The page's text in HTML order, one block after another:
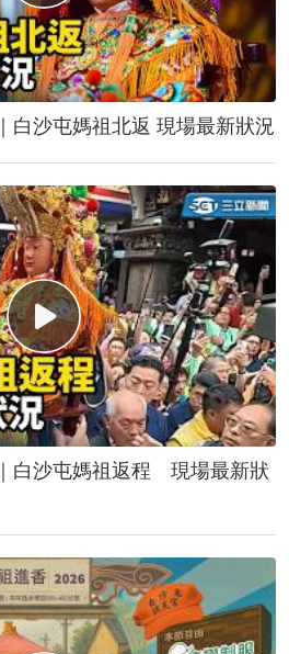
白沙屯媽祖北返 現場最新狀況
白沙屯媽祖返程 現場最新狀